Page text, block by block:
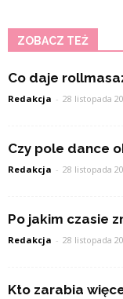
ZOBACZ TEŻ
Co daje
Redakcja - 28 listopada
Czy pole dance
Redakcja - 28 listopada
Po jakim czasie
Redakcja - 28 listopada
Kto zarabia